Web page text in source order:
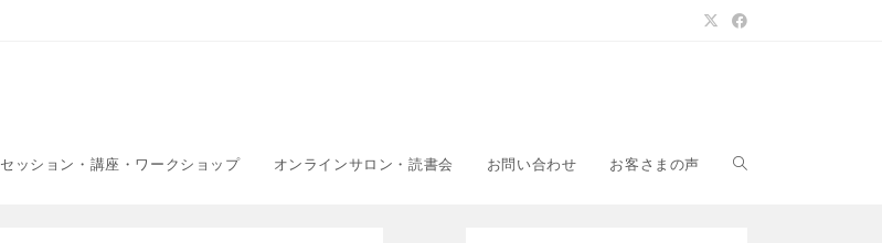
セッション・講座・ワークショップ オンラインサロン・読書会 お問い合わせ お客さまの声